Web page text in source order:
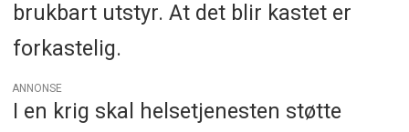
brukbart utstyr. At det blir kastet er
forkastelig.
ANNONSE
I en krig skal helsetjenesten støtte